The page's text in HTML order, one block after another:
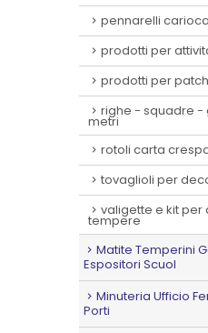
pennarelli carioca
prodotti per
prodotti per
righe - squadre -
metri
rotoli carta
tovaglioli per
valigette e kit
tempere
Matite Temperini
Espositori Scuol
Minuteria Ufficio
Porti